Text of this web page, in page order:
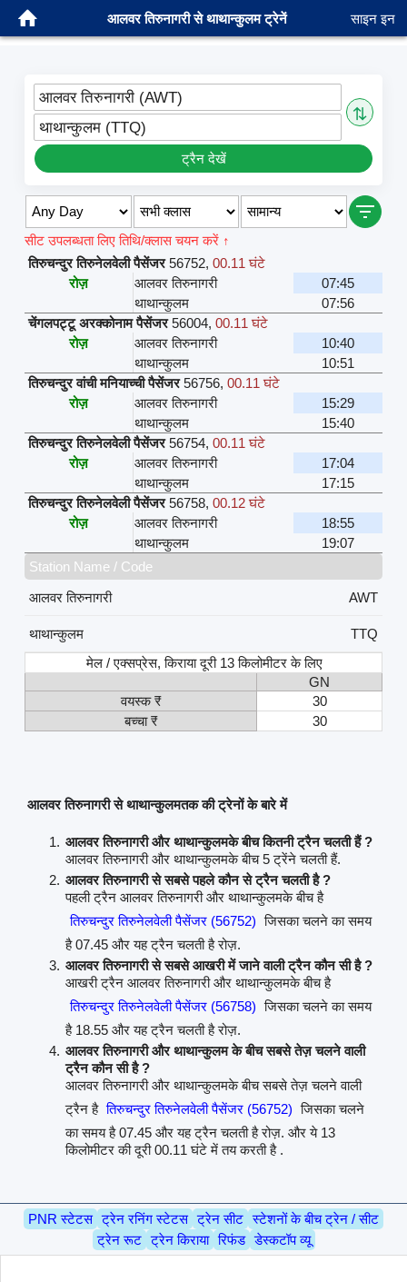
आलवर तिरुनागरी से थाथान्कुलम ट्रेनें साइन इन
आलवर तिरुनागरी (AWT)
⇅
थाथान्कुलम (TTQ)
ट्रैन देखें
सीट उपलब्धता लिए तिथि/क्लास चयन करें ↑
तिरुचन्दुर तिरुनेलवेली पैसेंजर 56752, 00.11 घंटे
रोज़
आलवर तिरुनागरी
07:45
थाथान्कुलम
07:56
चेंगलपट्टू अरक्कोनाम पैसेंजर 56004, 00.11 घंटे
रोज़
आलवर तिरुनागरी
10:40
थाथान्कुलम
10:51
तिरुचन्दुर वांची मनियाच्ची पैसेंजर 56756, 00.11 घंटे
रोज़
आलवर तिरुनागरी
15:29
थाथान्कुलम
15:40
तिरुचन्दुर तिरुनेलवेली पैसेंजर 56754, 00.11 घंटे
रोज़
आलवर तिरुनागरी
17:04
थाथान्कुलम
17:15
तिरुचन्दुर तिरुनेलवेली पैसेंजर 56758, 00.12 घंटे
रोज़
आलवर तिरुनागरी
18:55
थाथान्कुलम
19:07
Station Name / Code
आलवर तिरुनागरी
AWT
थाथान्कुलम
TTQ
मेल / एक्सप्रेस, किराया दूरी 13 किलोमीटर के लिए
GN
वयस्क ₹
30
बच्चा ₹
30
आलवर तिरुनागरी से थाथान्कुलमतक की ट्रेनों के बारे में
आलवर तिरुनागरी और थाथान्कुलमके बीच कितनी ट्रैन चलती हैं ?
आलवर तिरुनागरी और थाथान्कुलमके बीच 5 ट्रेंने चलती हैं.
आलवर तिरुनागरी से सबसे पहले कौन से ट्रैन चलती है ?
पहली ट्रैन आलवर तिरुनागरी और थाथान्कुलमके बीच है
तिरुचन्दुर तिरुनेलवेली पैसेंजर (56752) जिसका चलने का समय
है 07.45 और यह ट्रैन चलती है रोज़.
आलवर तिरुनागरी से सबसे आखरी में जाने वाली ट्रैन कौन सी है ?
आखरी ट्रैन आलवर तिरुनागरी और थाथान्कुलमके बीच है
तिरुचन्दुर तिरुनेलवेली पैसेंजर (56758) जिसका चलने का समय
है 18.55 और यह ट्रैन चलती है रोज़.
आलवर तिरुनागरी और थाथान्कुलम के बीच सबसे तेज़ चलने वाली
ट्रैन कौन सी है ?
आलवर तिरुनागरी और थाथान्कुलमके बीच सबसे तेज़ चलने वाली
ट्रैन है तिरुचन्दुर तिरुनेलवेली पैसेंजर (56752) जिसका चलने
का समय है 07.45 और यह ट्रैन चलती है रोज़. और ये 13
किलोमीटर की दूरी 00.11 घंटे में तय करती है .
PNR स्टेटस ट्रेन रनिंग स्टेटस ट्रेन सीट स्टेशनों के बीच ट्रेन / सीट
ट्रेन रूट ट्रेन किराया रिफंड डेस्कटॉप व्यू